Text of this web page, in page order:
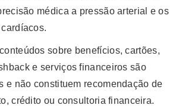
médica a pressão arterial e os
conteúdos sobre benefícios, cartões,
e serviços financeiros são
e não constituem recomendação de
crédito ou consultoria financeira.